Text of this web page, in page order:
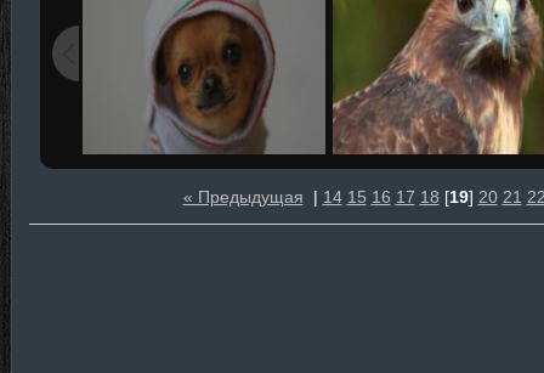
« Предыдущая | 14 15 16 17 18 [19] 20 21